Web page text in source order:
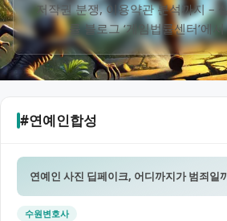
저작권 분쟁, 이용약관 분석까지 –
#연예인합성
연예인 사진 딥페이크, 어디까지가 범죄일
수원변호사